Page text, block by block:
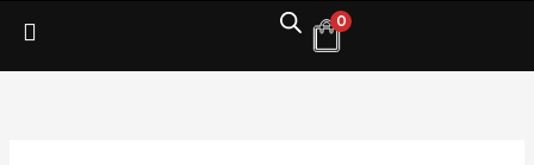
contenido
0